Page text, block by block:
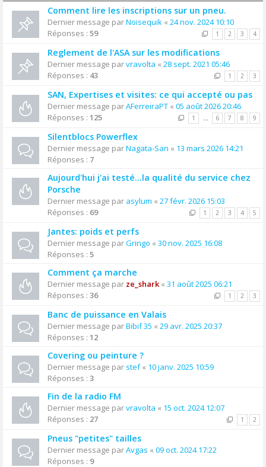
Comment lire les inscriptions sur un pneu.
Dernier message parNoisequik « 24 nov. 2024 10:10
Réponses : 59 1 2 3 4
Reglement de l'ASA sur les modifications
Dernier message parvravolta « 28 sept. 2021 05:46
Réponses : 43 1 2 3
SAN, Expertises et visites: ce qui accepté ou pas
Dernier message parAFerreiraPT « 05 août 2026 20:46
Réponses : 125 1 … 6 7 8 9
Silentblocs Powerflex
Dernier message parNagata-San « 13 mars 2026 14:21
Réponses : 7
Aujourd'hui j'ai testé…la qualité du service chez
Porsche
Dernier message par asylum « 27 févr. 2026 15:03
Réponses : 69 1 2 3 4 5
Jantes: poids et perfs
Dernier message parGringo « 30 nov. 2025 16:08
Réponses : 5
Comment ça marche
Dernier message par ze_shark« 31 août 2025 06:21
Réponses : 36 1 2 3
Banc de puissance en Valais
Dernier message parBibif 35 « 29 avr. 2025 20:37
Réponses : 12
Covering ou peinture ?
Dernier message par stef« 10 janv. 2025 10:59
Réponses : 3
Fin de la radio FM
Dernier message parvravolta « 15 oct. 2024 12:07
Réponses : 27 1 2
Pneus "petites" tailles
Dernier message parAvgas « 09 oct. 2024 17:22
Réponses : 9